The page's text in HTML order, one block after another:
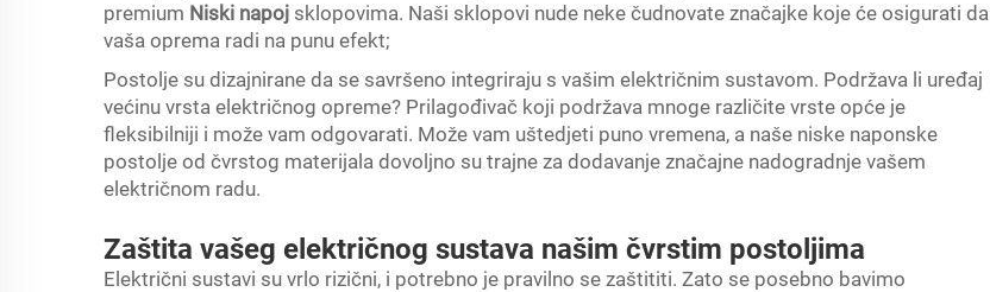
premium Niski napoj sklopovima. Naši sklopovi nude neke čudnovate značajke koje će osigurati da
vaša oprema radi na punu efekt;
Postolje su dizajnirane da se savršeno integriraju s vašim električnim sustavom. Podržava li uređaj
većinu vrsta električnog opreme? Prilagođivač koji podržava mnoge različite vrste opće je
fleksibilniji i može vam odgovarati. Može vam uštedjeti puno vremena, a naše niske naponske
postolje od čvrstog materijala dovoljno su trajne za dodavanje značajne nadogradnje vašem
električnom radu.
Zaštita vašeg električnog sustava našim čvrstim postoljima
Električni sustavi su vrlo rizični, i potrebno je pravilno se zaštititi. Zato se posebno bavimo